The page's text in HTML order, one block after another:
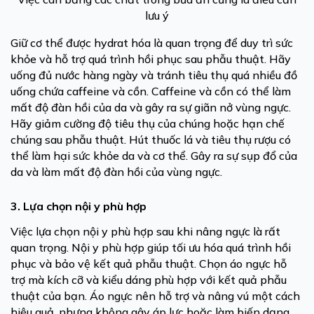
lưu ý
Giữ cơ thể được hydrat hóa là quan trọng để duy trì sức
khỏe và hỗ trợ quá trình hồi phục sau phẫu thuật. Hãy
uống đủ nước hàng ngày và tránh tiêu thụ quá nhiều đồ
uống chứa caffeine và cồn. Caffeine và cồn có thể làm
mất độ đàn hồi của da và gây ra sự giãn nở vùng ngực.
Hãy giảm cường độ tiêu thụ của chúng hoặc hạn chế
chúng sau phẫu thuật. Hút thuốc lá và tiêu thụ rượu có
thể làm hại sức khỏe da và cơ thể. Gây ra sự sụp đổ của
da và làm mất độ đàn hồi của vùng ngực.
3. Lựa chọn nội y phù hợp
Việc lựa chọn nội y phù hợp sau khi nâng ngực là rất
quan trọng. Nội y phù hợp giúp tối ưu hóa quá trình hồi
phục và bảo vệ kết quả phẫu thuật. Chọn áo ngực hỗ
trợ mà kích cỡ và kiểu dáng phù hợp với kết quả phẫu
thuật của bạn. Áo ngực nên hỗ trợ và nâng vú một cách